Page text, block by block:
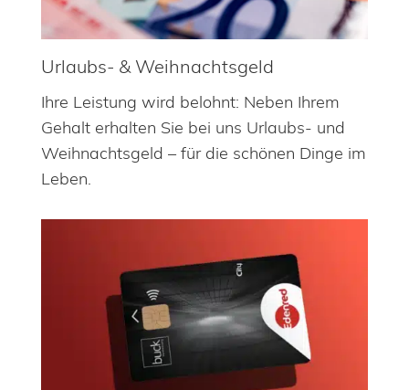
Urlaubs- & Weihnachtsgeld
Ihre Leistung wird belohnt: Neben Ihrem
Gehalt erhalten Sie bei uns Urlaubs- und
Weihnachtsgeld – für die schönen Dinge im
Leben.